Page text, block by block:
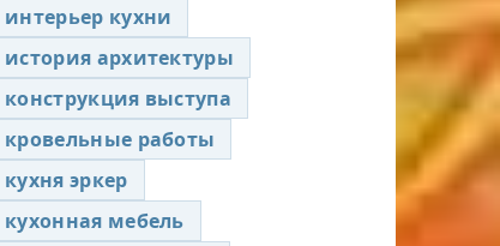
интерьер кухни
история архитектуры
конструкция выступа
кровельные работы
кухня эркер
кухонная мебель